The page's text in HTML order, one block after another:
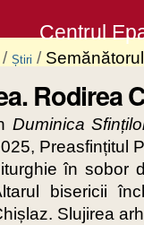
Centrul
/ Știri /
Duminica
Preasfințitul
în sobor
bisericii
Slujirea